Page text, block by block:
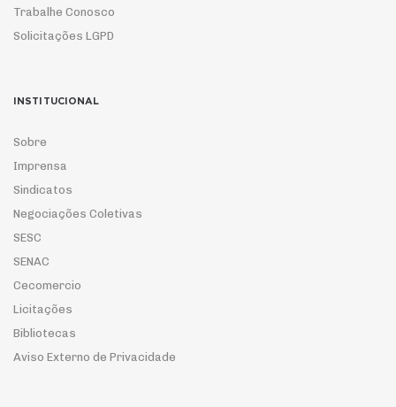
Trabalhe Conosco
Solicitações LGPD
INSTITUCIONAL
Sobre
Imprensa
Sindicatos
Negociações Coletivas
SESC
SENAC
Cecomercio
Licitações
Bibliotecas
Aviso Externo de Privacidade